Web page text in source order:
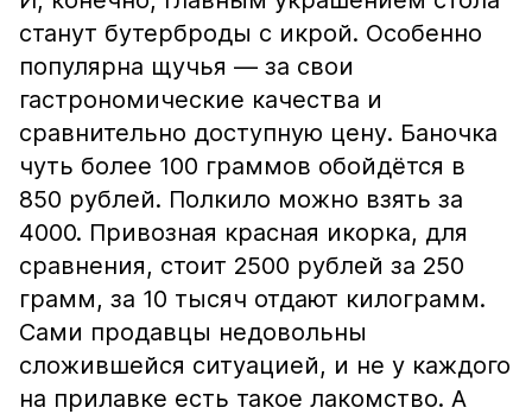
станут бутерброды с икрой. Особенно
популярна щучья — за свои
гастрономические качества и
сравнительно доступную цену. Баночка
чуть более 100 граммов обойдётся в
850 рублей. Полкило можно взять за
4000. Привозная красная икорка, для
сравнения, стоит 2500 рублей за 250
грамм, за 10 тысяч отдают килограмм.
Сами продавцы недовольны
сложившейся ситуацией, и не у каждого
на прилавке есть такое лакомство. А